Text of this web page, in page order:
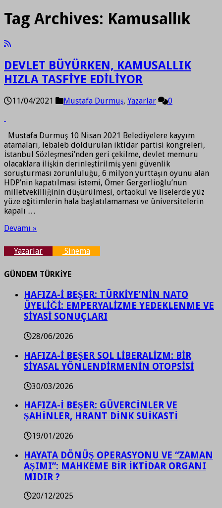
Tag Archives: Kamusallık
DEVLET BÜYÜRKEN, KAMUSALLIK
HIZLA TASFİYE EDİLİYOR
11/04/2021 Mustafa Durmuş, Yazarlar 0
Mustafa Durmuş 10 Nisan 2021 Belediyelere kayyım
atamaları, lebaleb doldurulan iktidar partisi kongreleri,
İstanbul Sözleşmesi’nden geri çekilme, devlet memuru
olacaklara ilişkin derinleştirilmiş yeni güvenlik
soruşturması zorunluluğu, 6 milyon yurttaşın oyunu alan
HDP’nin kapatılması istemi, Ömer Gergerlioğlu’nun
milletvekilliğinin düşürülmesi, ortaokul ve liselerde yüz
yüze eğitimlerin hala başlatılamaması ve üniversitelerin
kapalı …
Devamı »
Yazarlar Sinema
GÜNDEM TÜRKİYE
HAFIZA-İ BEŞER: TÜRKİYE’NİN NATO
ÜYELİĞİ: EMPERYALİZME YEDEKLENME VE
SİYASİ SONUÇLARI
28/06/2026
HAFIZA-İ BEŞER SOL LİBERALİZM: BİR
SİYASAL YÖNLENDİRMENİN OTOPSİSİ
30/03/2026
HAFIZA-İ BEŞER: GÜVERCİNLER VE
ŞAHİNLER, HRANT DİNK SUİKASTİ
19/01/2026
HAYATA DÖNÜŞ OPERASYONU VE “ZAMAN
AŞIMI”: MAHKEME BİR İKTİDAR ORGANI
MIDIR ?
20/12/2025